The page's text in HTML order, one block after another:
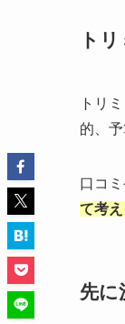
ト
トリ
的、
口コ
て考
先に